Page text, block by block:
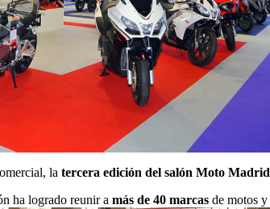
la tercera edición del salón Moto Madrid
ha logrado reunir a más de 40 marcas de motos y